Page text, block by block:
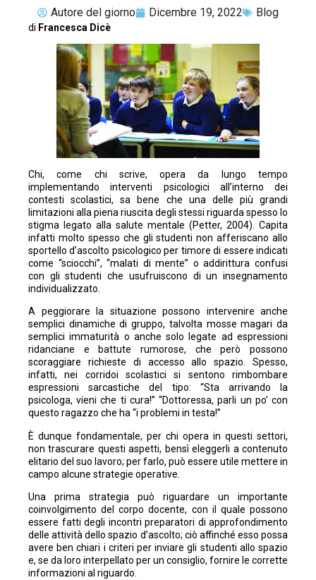
Autore del giorno Dicembre 19, 2022 Blog
di Francesca Dicè
Chi, come chi scrive, opera da lungo tempo
implementando interventi psicologici all’interno dei
contesti scolastici, sa bene che una delle più grandi
limitazioni alla piena riuscita degli stessi riguarda spesso lo
stigma legato alla salute mentale (Petter, 2004). Capita
infatti molto spesso che gli studenti non afferiscano allo
sportello d’ascolto psicologico per timore di essere indicati
come “sciocchi”, “malati di mente” o addirittura confusi
con gli studenti che usufruiscono di un insegnamento
individualizzato.
A peggiorare la situazione possono intervenire anche
semplici dinamiche di gruppo, talvolta mosse magari da
semplici immaturità o anche solo legate ad espressioni
ridanciane e battute rumorose, che però possono
scoraggiare richieste di accesso allo spazio. Spesso,
infatti, nei corridoi scolastici si sentono rimbombare
espressioni sarcastiche del tipo: “Sta arrivando la
psicologa, vieni che ti cura!” “Dottoressa, parli un po’ con
questo ragazzo che ha “i problemi in testa!”
È dunque fondamentale, per chi opera in questi settori,
non trascurare questi aspetti, bensì eleggerli a contenuto
elitario del suo lavoro; per farlo, può essere utile mettere in
campo alcune strategie operative.
Una prima strategia può riguardare un importante
coinvolgimento del corpo docente, con il quale possono
essere fatti degli incontri preparatori di approfondimento
delle attività dello spazio d’ascolto; ciò affinché esso possa
avere ben chiari i criteri per inviare gli studenti allo spazio
e, se da loro interpellato per un consiglio, fornire le corrette
informazioni al riguardo.